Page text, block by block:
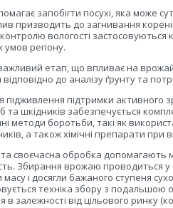
запобігти посухі, яка може
призводить до загнивання
вологості застосовуються
умов регіону.
етап, що впливає на
відповідно до аналізу ґрунту та
підтримки активного
та шкідників забезпечується
методи боротьби, такі як
а також хімічні препарати при
та своєчасна обробка допомагають
Збирання врожаю проводиться у
і досягли бажаного ступеня
техніка збору з подальшою
залежності від цільового ринку